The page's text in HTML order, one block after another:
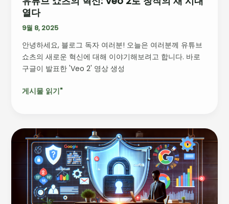
열다
9월 8, 2025
안녕하세요, 블로그 독자 여러분! 오늘은 여러분께 유튜브
쇼츠의 새로운 혁신에 대해 이야기해보려고 합니다. 바로
구글이 발표한 'Veo 2' 영상 생성
작
의
시
대
열
게시물 읽기"
프
이
버